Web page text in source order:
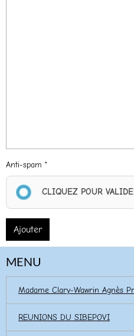
Anti-spam
CLIQUEZ POUR
Ajouter
MENU
Madame Clary-Wawrin Agnès
REUNIONS DU SIBEPOVI